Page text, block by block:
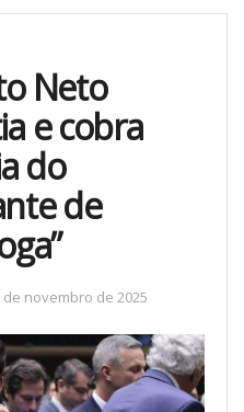
Neto
e cobra
do
de
de novembro de 2025